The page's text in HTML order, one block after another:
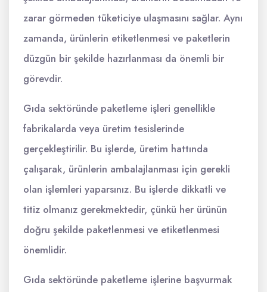
zarar görmeden tüketiciye ulaşmasını sağlar. Aynı
zamanda, ürünlerin etiketlenmesi ve paketlerin
düzgün bir şekilde hazırlanması da önemli bir
görevdir.
Gıda sektöründe paketleme işleri genellikle
fabrikalarda veya üretim tesislerinde
gerçekleştirilir. Bu işlerde, üretim hattında
çalışarak, ürünlerin ambalajlanması için gerekli
olan işlemleri yaparsınız. Bu işlerde dikkatli ve
titiz olmanız gerekmektedir, çünkü her ürünün
doğru şekilde paketlenmesi ve etiketlenmesi
önemlidir.
Gıda sektöründe paketleme işlerine başvurmak